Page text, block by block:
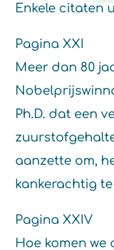
Enkele citaten
Pagina XXI
Meer dan 80
Ph.D. dat een
aanzette om,
kankerachtig
Pagina XXIV
Hoe komen we